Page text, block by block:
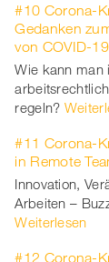
#10 Corona-
Gedanken
von COVID-
Wie kann man
regeln?
#11 Corona-
in Remote
Innovation,
Arbeiten –
Weiterlesen
#12 Corona-